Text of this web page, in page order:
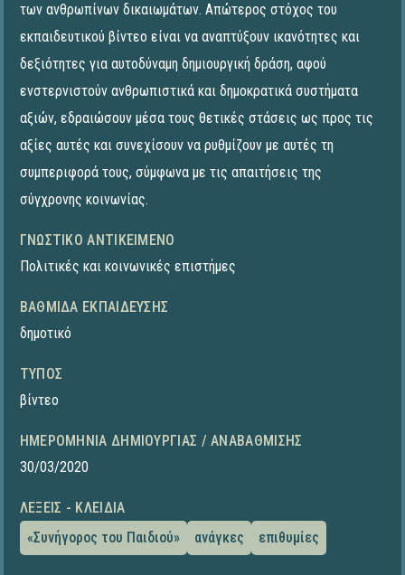
των ανθρωπίνων δικαιωμάτων. Απώτερος στόχος του
εκπαιδευτικού βίντεο είναι να αναπτύξουν ικανότητες και
δεξιότητες για αυτοδύναμη δημιουργική δράση, αφού
ενστερνιστούν ανθρωπιστικά και δημοκρατικά συστήματα
αξιών, εδραιώσουν μέσα τους θετικές στάσεις ως προς τις
αξίες αυτές και συνεχίσουν να ρυθμίζουν με αυτές τη
συμπεριφορά τους, σύμφωνα με τις απαιτήσεις της
σύγχρονης κοινωνίας.
ΓΝΩΣΤΙΚΌ ΑΝΤΙΚΕΊΜΕΝΟ
Πολιτικές και κοινωνικές επιστήμες
ΒΑΘΜΊΔΑ ΕΚΠΑΊΔΕΥΣΗΣ
δημοτικό
ΤΎΠΟΣ
βίντεο
ΗΜΕΡΟΜΗΝΊΑ ΔΗΜΙΟΥΡΓΊΑΣ / ΑΝΑΒΆΘΜΙΣΗΣ
30/03/2020
ΛΈΞΕΙΣ - ΚΛΕΙΔΙΆ
«Συνήγορος του Παιδιού»
ανάγκες επιθυμίες